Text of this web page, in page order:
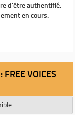
d'être authentifié.
en cours.
VOICES